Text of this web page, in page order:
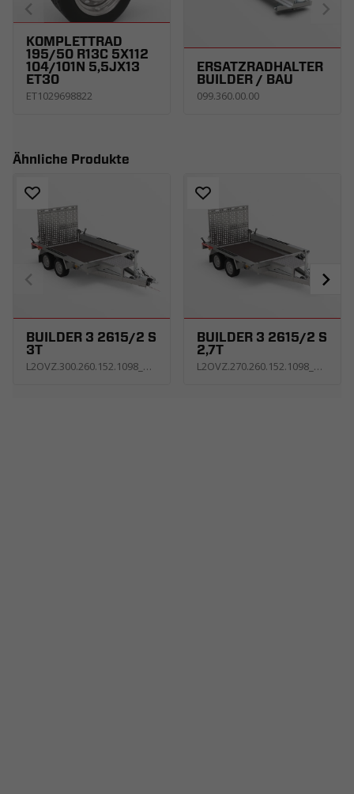
KOMPLETTRAD
195/50 R13C 5X112
104/101N 5,5JX13
ET30
ET1029698822
ERSATZRADHALTER
BUILDER / BAU
099.360.00.00
Ähnliche Produkte
BUILDER 3 2615/2 S
3T
L2OVZ.300.260.152.1098_KS3E_G
BUILDER 3 2615/2 S
2,7T
L2OVZ.270.260.152.1098_KS3E_G